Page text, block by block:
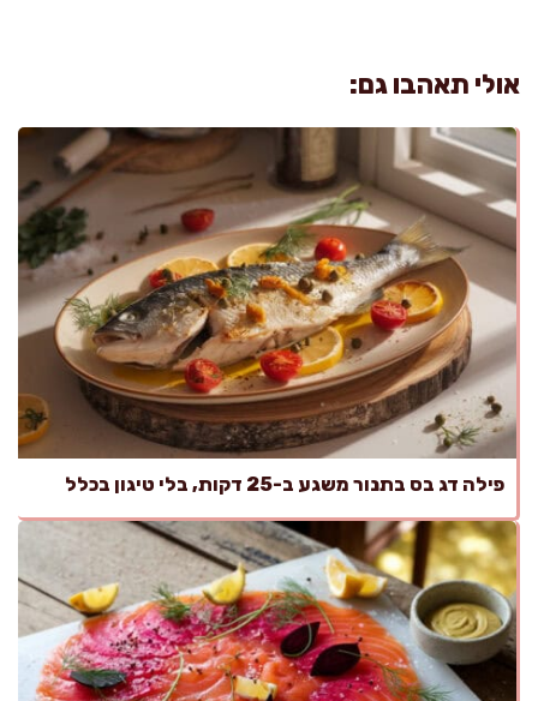
אולי תאהבו גם:
פילה דג בס בתנור משגע ב-25 דקות, בלי טיגון בכלל